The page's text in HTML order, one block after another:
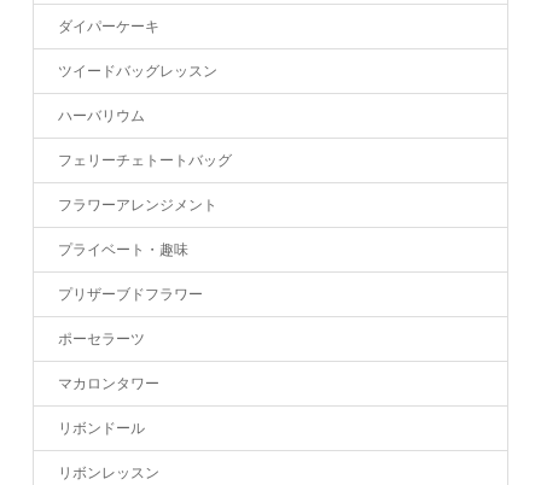
ダイパーケーキ
ツイードバッグレッスン
ハーバリウム
フェリーチェトートバッグ
フラワーアレンジメント
プライベート・趣味
プリザーブドフラワー
ポーセラーツ
マカロンタワー
リボンドール
リボンレッスン